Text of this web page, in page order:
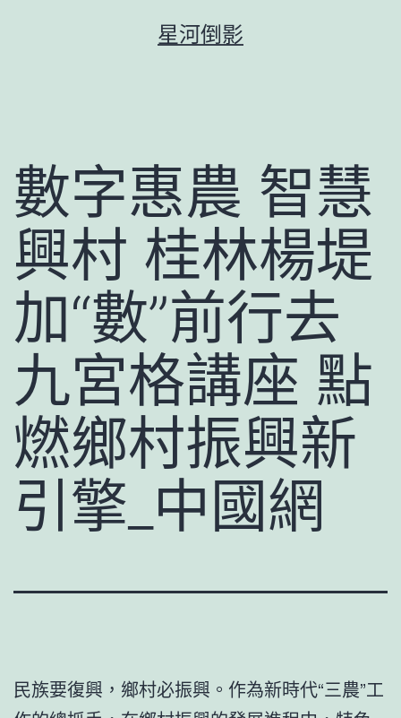
星河倒影
數字惠農 智慧
興村 桂林楊堤
加“數”前行去
九宮格講座 點
燃鄉村振興新
引擎_中國網
民族要復興，鄉村必振興。作為新時代“三農”工